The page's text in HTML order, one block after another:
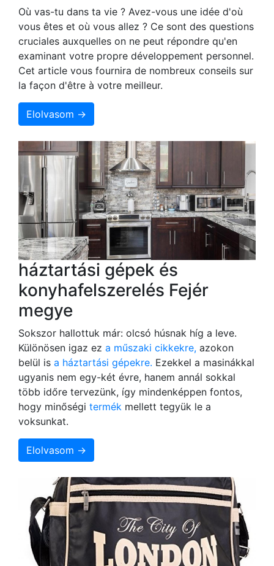
Où vas-tu dans ta vie ? Avez-vous une idée d'où
vous êtes et où vous allez ? Ce sont des questions
cruciales auxquelles on ne peut répondre qu'en
examinant votre propre développement personnel.
Cet article vous fournira de nombreux conseils sur
la façon d'être à votre meilleur.
Elolvasom →
háztartási gépek és
konyhafelszerelés Fejér
megye
Sokszor hallottuk már: olcsó húsnak híg a leve.
Különösen igaz ez a műszaki cikkekre, azokon
belül is a háztartási gépekre. Ezekkel a masinákkal
ugyanis nem egy-két évre, hanem annál sokkal
több időre tervezünk, így mindenképpen fontos,
hogy minőségi termék mellett tegyük le a
voksunkat.
Elolvasom →